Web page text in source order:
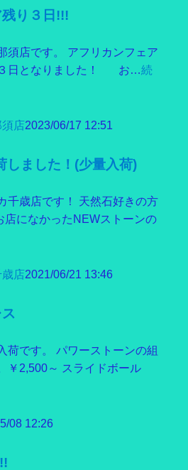
り３日!!!
須店です。 アフリカンフェア
３日となりました！ お…続
店2023/06/17 12:51
しました！(少量入荷)
千歳店です！ 天然石好きの方
店になかったNEWストーンの
店2021/06/21 13:46
荷です。 パワーストーンの組
￥2,500～ スライドボール
08 12:26